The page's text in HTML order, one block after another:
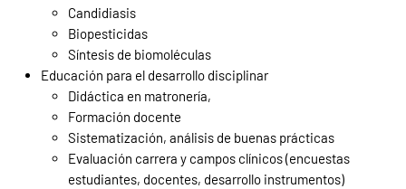
Candidiasis
Biopesticidas
Síntesis de biomoléculas
Educación para el desarrollo disciplinar
Didáctica en matronería,
Formación docente
Sistematización, análisis de buenas prácticas
Evaluación carrera y campos clínicos (encuestas
estudiantes, docentes, desarrollo instrumentos)